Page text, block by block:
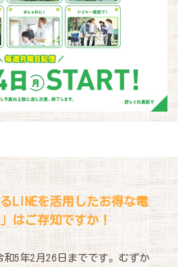
LINEを活用したお得な電
はご存知ですか！
5年2月26日までです。むずか